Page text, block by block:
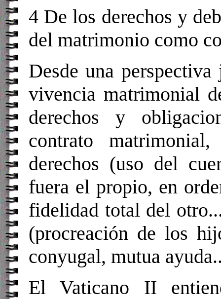
4 De los derechos y
del matrimonio como
Desde una
vivencia matrimonial
derechos y
contrato
derechos (uso del
fuera el propio, en
fidelidad total del
(procreación de los
conyugal, mutua
El Vaticano II